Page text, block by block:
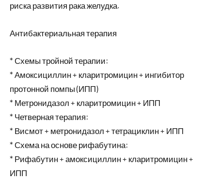
риска развития рака желудка.
Антибактериальная терапия
* Схемы тройной терапии:
* Амоксициллин + кларитромицин + ингибитор
протонной помпы (ИПП)
* Метронидазол + кларитромицин + ИПП
* Четверная терапия:
* Висмот + метронидазол + тетрациклин + ИПП
* Схема на основе рифабутина:
* Рифабутин + амоксициллин + кларитромицин +
ИПП